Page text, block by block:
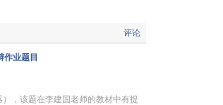
评论
作业题目
，该题在李建国老师的教材中有提